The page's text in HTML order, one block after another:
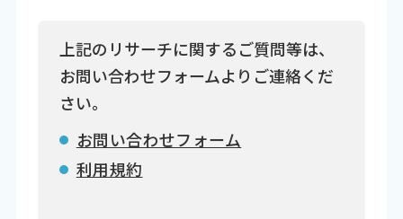
上記のリサーチに関するご質問等は、
お問い合わせフォームよりご連絡くだ
さい。
お問い合わせフォーム
利用規約